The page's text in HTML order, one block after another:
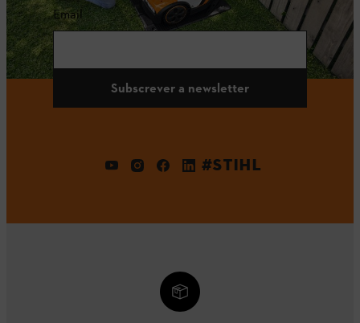
Email
Subscrever a newsletter
#STIHL